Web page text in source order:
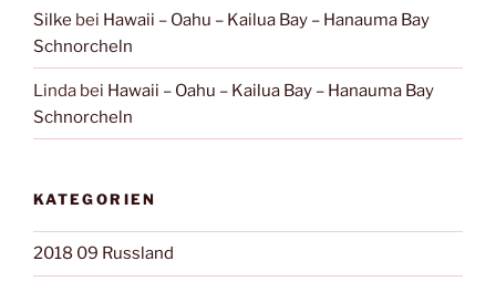
Silke bei Hawaii – Oahu – Kailua Bay – Hanauma Bay
Schnorcheln
Linda bei Hawaii – Oahu – Kailua Bay – Hanauma Bay
Schnorcheln
KATEGORIEN
2018 09 Russland